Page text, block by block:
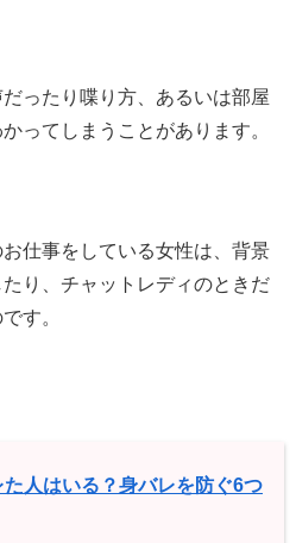
ったり喋り方、あるいは部屋
ってしまうことがあります。
仕事をしている女性は、背景
り、チャットレディのときだ
す。
人はいる？身バレを防ぐ6つ